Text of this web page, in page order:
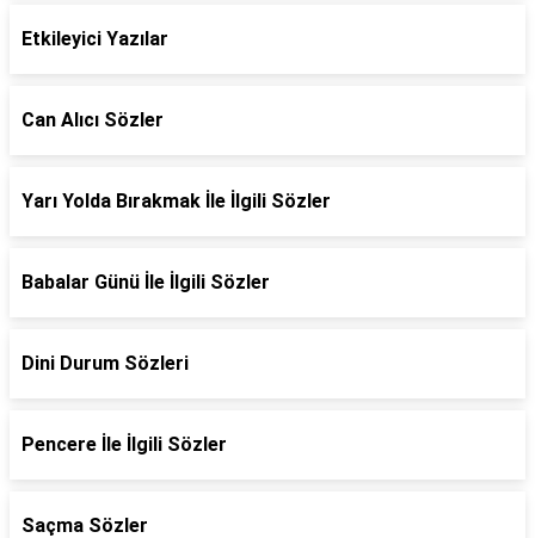
Etkileyici Yazılar
Can Alıcı Sözler
Yarı Yolda Bırakmak İle İlgili Sözler
Babalar Günü İle İlgili Sözler
Dini Durum Sözleri
Pencere İle İlgili Sözler
Saçma Sözler